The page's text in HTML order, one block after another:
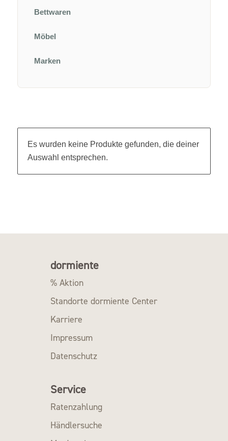
Bettwaren
Möbel
Marken
Es wurden keine Produkte gefunden, die deiner
Auswahl entsprechen.
dormiente
% Aktion
Standorte dormiente Center
Karriere
Impressum
Datenschutz
Service
Ratenzahlung
Händlersuche